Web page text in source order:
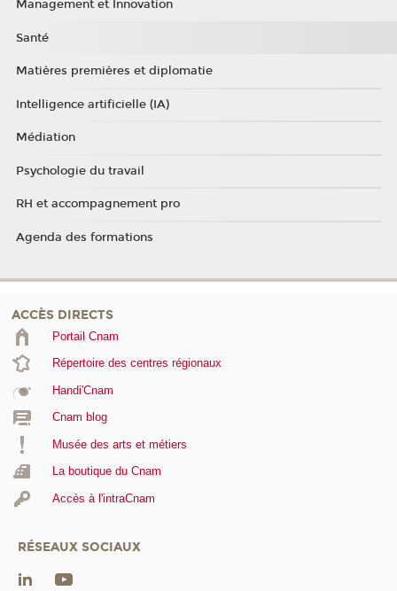
Management et Innovation
Santé
Matières premières et diplomatie
Intelligence artificielle (IA)
Médiation
Psychologie du travail
RH et accompagnement pro
Agenda des formations
ACCÈS DIRECTS
Portail Cnam
Répertoire des centres régionaux
Handi'Cnam
Cnam blog
Musée des arts et métiers
La boutique du Cnam
Accès à l'intraCnam
RÉSEAUX SOCIAUX